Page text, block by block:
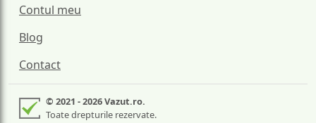
Contul meu
Blog
Contact
© 2021 - 2026 Vazut.ro.
Toate drepturile rezervate.